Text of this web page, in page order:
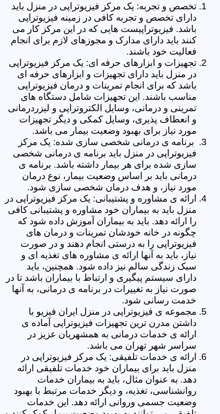
تخصص و تجربه: یک مرکز فیزیوتراپی در منزل باید
دارای تخصص و تجربه کافی در زمینه فیزیوتراپی
باشد. فیزیوتراپیست هایی که در این مرکز کار می
کنند باید دارای مدارک و مجوزهای لازم برای انجام
فعالیت خود باشند.
تجهیزات و ابزارهای حرفه ای: یک مرکز فیزیوتراپی
در منزل باید دارای تجهیزات و ابزارهای حرفه ای
باشد که برای انجام تمرینات و درمان فیزیوتراپی
مناسب باشند. این تجهیزات شامل دستگاه های
تمرینی و درمانی، وسایل الکتروتراپی و لیزردرمانی
و انعطاف پذیری، وسایل کمکی و دیگر تجهیزات
مورد نیاز برای بهبود وضعیت بیمار می باشد.
برنامه ی درمانی شخصی سازی شده: یک مرکز
فیزیوتراپی در منزل باید برنامه ی درمانی شخصی
سازی شده برای هر بیمار داشته باشد. برنامه ی
درمانی باید بر اساس وضعیت بیمار، نوع درمان
مورد نیاز، و هدف درمان شخصی سازی شود.
ارائه ی مشاوره و پشتیبانی: یک مرکز فیزیوتراپی در
منزل باید به بیماران خود مشاوره و پشتیبانی کافی
را ارائه دهد. باید به بیماران آموزش داده شود که
چگونه در خانه خودشان تمرینات و درمان های
فیزیوتراپی را به درستی انجام دهند و در صورت
نیاز، باید به آنها ارائه ی مشاوره های تغذیه ای و
سبک زندگی سالم نیز داده شود. همچنین، باید
دارای سیستم پیگیری و ارتباط با بیماران باشد تا در
صورت نیاز به تغییرات در برنامه ی درمانی، به آنها
خدمت رسانی شود.
مجموعه ی فیزیوتراپی در منزل ایران فیزیو با
داشتن مدرن ترین تجهیزات فیزیوتراپی آماده ی
ارائه ی خدمات درمانی به همشهریان عزیز در
سراسر شهر تهران می باشد.
ارائه ی خدمات تلفیقی: یک مرکز فیزیوتراپی در
منزل باید برای بیماران خود خدمات تلفیقی ارائه
دهد. به عنوان مثال، باید به بیماران خدمات
روانشناسی، تغذیه، و دیگر خدمات مرتبط با بهبود
وضعیت جسمی وروانی ارائه دهد. این خدمات